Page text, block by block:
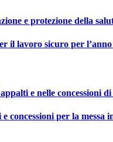
e protezione della
il lavoro sicuro per
e nelle concessioni
per la messa